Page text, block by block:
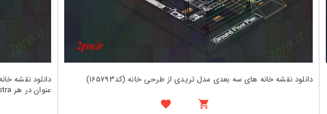
دانلود نقشه خانه های سه بعدی مدل تریدی از طرحی خانه (کد165793)
عنوان در هر Vastu Shastra هستند (کد165786)